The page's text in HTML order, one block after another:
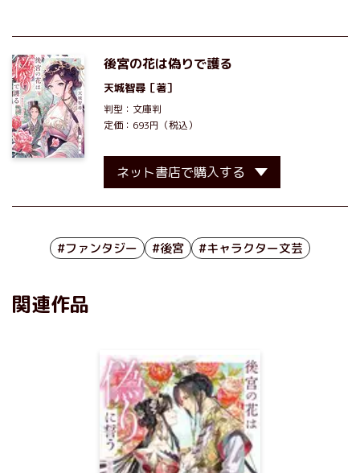
後宮の花は偽りで護る
天城智尋 ［著］
判型：文庫判
定価：693円（税込）
ネット書店で購入する
#ファンタジー #後宮 #キャラクター文芸
関連作品